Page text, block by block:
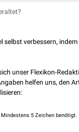
bekannt:
(3-T1) und
aus3,5-
3',5'-Diiodthyronin (3',5'-
selbst verbessern,
unser Flexikon-
helfen uns, den
5 Zeichen benötigt.